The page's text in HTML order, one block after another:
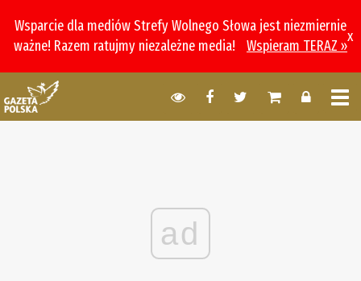
Wsparcie dla mediów Strefy Wolnego Słowa jest niezmiernie
ważne! Razem ratujmy niezależne media!
Wspieram TERAZ »
x
ad